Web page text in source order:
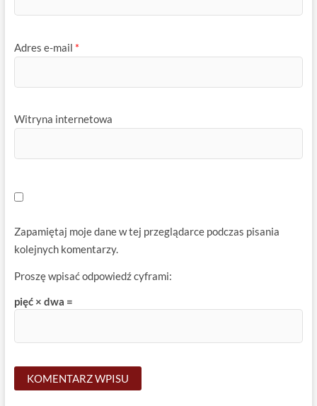
Adres e-mail *
Witryna internetowa
Zapamiętaj moje dane w tej przeglądarce podczas pisania
kolejnych komentarzy.
Proszę wpisać odpowiedź cyframi:
pięć × dwa =